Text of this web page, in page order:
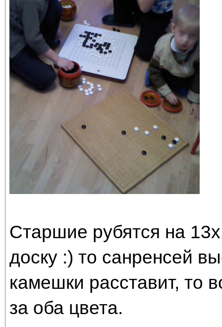
Старшие рубятся на
доску :) то санренсей
камешки расставит, то
за оба цвета.